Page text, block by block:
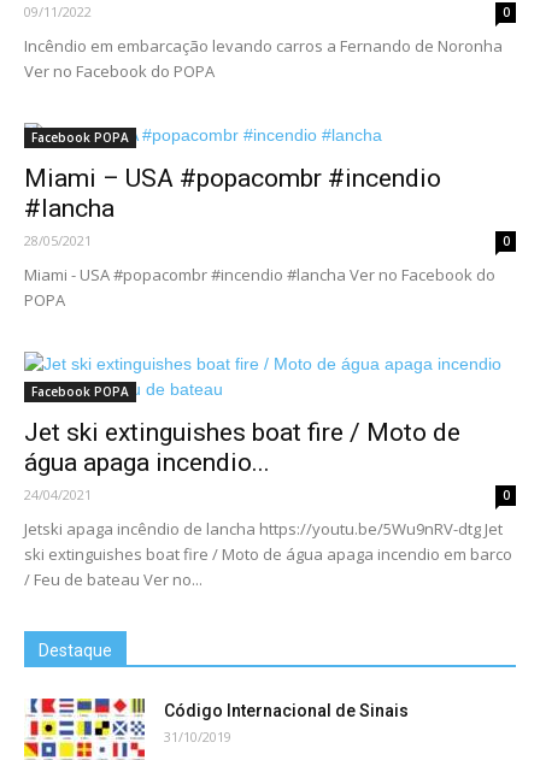
09/11/2022 0
Incêndio em embarcação levando carros a Fernando de Noronha
Ver no Facebook do POPA
Facebook POPA
Miami – USA #popacombr #incendio
#lancha
28/05/2021 0
Miami - USA #popacombr #incendio #lancha Ver no Facebook do
POPA
Facebook POPA
Jet ski extinguishes boat fire / Moto de
água apaga incendio...
24/04/2021 0
Jetski apaga incêndio de lancha https://youtu.be/5Wu9nRV-dtg Jet
ski extinguishes boat fire / Moto de água apaga incendio em barco
/ Feu de bateau Ver no...
Destaque
Código Internacional de Sinais
31/10/2019